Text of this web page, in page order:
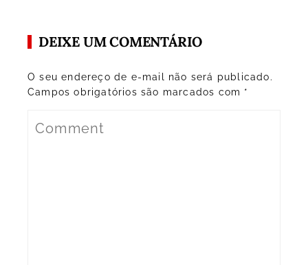
DEIXE UM COMENTÁRIO
O seu endereço de e-mail não será publicado.
Campos obrigatórios são marcados com *